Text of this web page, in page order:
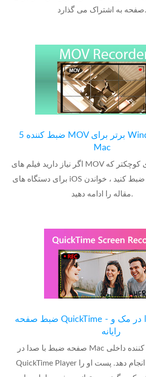
صفحه به اشتراک می گذارد.
5 ضبط کننده MOV برتر برای Windows PC و
Mac
اگر نیاز دارید فیلم های MOV را در اندازه های کوچکتر که
برای دستگاه های iOS سازگار هستند ضبط کنید ، خواندن
مقاله را ادامه دهید.
ضبط صفحه QuickTime - ضبط ویدئو با صدا در مک و
رایانه
صفحه ضبط با صدا در Mac مفید است. پخش کننده داخلی ،
QuickTime Player می تواند این کار را انجام دهد. پست او را